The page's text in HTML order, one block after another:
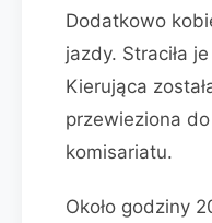
Dodatkowo
jazdy. Straciła
Kierująca
przewieziona
komisariatu.
Około godziny